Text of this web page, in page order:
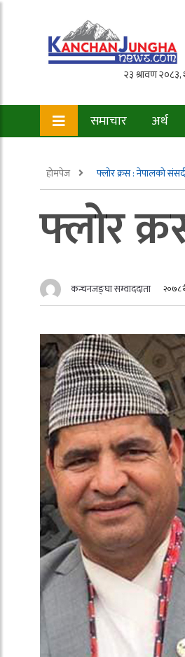
समाचार अर्थ
होमपेज फ्लोर क्रस : नेपालको
फ्लोर
कन्चनजङ्घा सम्वाददाता २०७८